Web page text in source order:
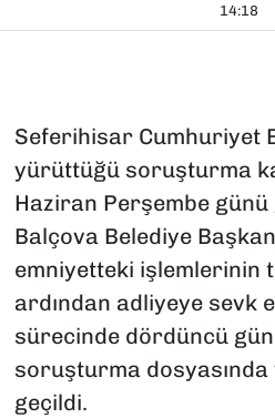
14:18
Seferihisar Cumhuriyet
yürüttüğü soruşturma
Haziran Perşembe günü
Balçova Belediye
emniyetteki işlemlerinin
ardından adliyeye sevk
sürecinde dördüncü
soruşturma
geçildi.